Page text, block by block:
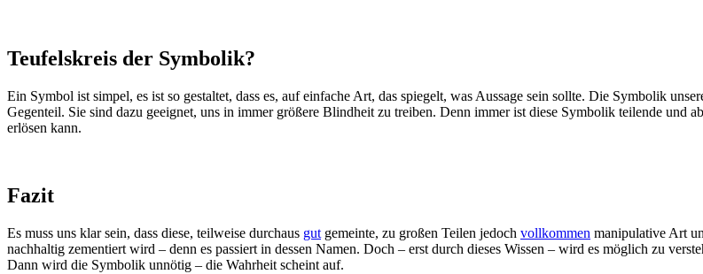
Teufelskreis der Symbolik?
Ein Symbol ist simpel, es ist so gestaltet, dass es, auf einfache Art, das spiegelt, was Aussage sein sollte. Die Symbolik
Gegenteil. Sie sind dazu geeignet, uns in immer größere Blindheit zu treiben. Denn immer ist diese Symbolik teilende und
erlösen kann.
Fazit
Es muss uns klar sein, dass diese, teilweise durchaus gut gemeinte, zu großen Teilen jedoch vollkommen manipulative Art
nachhaltig zementiert wird – denn es passiert in dessen Namen. Doch – erst durch dieses Wissen – wird es möglich zu
Dann wird die Symbolik unnötig – die Wahrheit scheint auf.